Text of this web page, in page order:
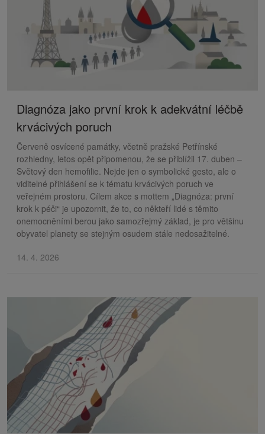
Diagnóza jako první krok k adekvátní léčbě
krvácivých poruch
Červeně osvícené památky, včetně pražské Petřínské
rozhledny, letos opět připomenou, že se přiblížil 17. duben –
Světový den hemofilie. Nejde jen o symbolické gesto, ale o
viditelné přihlášení se k tématu krvácivých poruch ve
veřejném prostoru. Cílem akce s mottem „Diagnóza: první
krok k péči“ je upozornit, že to, co někteří lidé s těmito
onemocněními berou jako samozřejmý základ, je pro většinu
obyvatel planety se stejným osudem stále nedosažitelné.
14. 4. 2026